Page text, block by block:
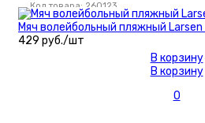
Форма
баскетбол/
Щитки
футбольные
Наколенники
Код товара: 260123
Мяч волейбольный пляжный Larsen
429 руб./шт
В корзину
В корзину
0